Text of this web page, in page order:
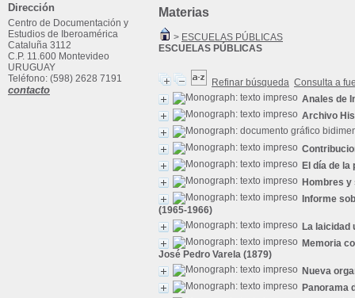
Materias
> ESCUELAS PÚBLICAS
ESCUELAS PÚBLICAS
Refinar búsqueda Consulta a
Anales de
Archivo
El día de la
Hombres
Informe
(1965-1966)
La laicidad
Memoria
José Pedro Varela (1879)
Nueva
Panorama
Dirección
Centro de Documentación y
Estudios de Iberoamérica
Cataluña 3112
C.P. 11.600 Montevideo
URUGUAY
Teléfono: (598) 2628 7191
contacto